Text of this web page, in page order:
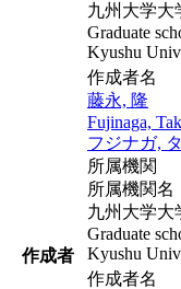
作成者
九州大学大
Graduate
Kyushu
作成者名
藤永, 隆
Fujinaga,
フジナガ,
所属機関
所属機関名
九州大学大
Graduate
Kyushu
作成者名